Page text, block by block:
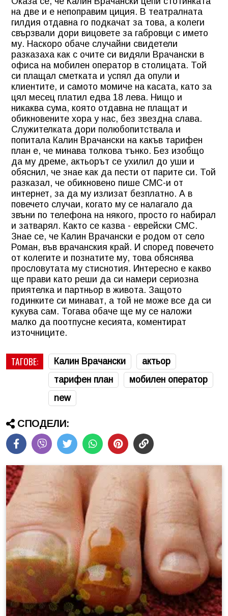
на две и е непоправим циция. В театралната
гилдия отдавна го подкачат за това, а колеги
свързвали дори вицовете за габровци с името
му. Наскоро обаче случайни свидетели
разказаха как с очите си видяли Врачански в
офиса на мобилен оператор в столицата. Той
си плащал сметката и успял да опули и
клиентите, и самото момиче на касата, като за
цял месец платил едва 18 лева. Нищо и
никаква сума, която отдавна не плащат и
обикновените хора у нас, без звездна слава.
Служителката дори полюбопитствала и
попитала Калин Врачански на какъв тарифен
план е, че минава толкова тънко. Без изобщо
да му дреме, актьорът се ухилил до уши и
обяснил, че знае как да пести от парите си. Той
разказал, че обикновено пише СМС-и от
интернет, за да му излизат безплатно. А в
повечето случаи, когато му се налагало да
звъни по телефона на някого, просто го набирал
и затварял. Както се казва - еврейски СМС.
Знае се, че Калин Врачански е родом от село
Роман, във врачанския край. И според повечето
от колегите и познатите му, това обяснява
прословутата му стиснотия. Интересно е какво
ще прави като реши да си намери сериозна
приятелка и партньор в живота. Защото
годинките си минават, а той не може все да си
кукува сам. Тогава обаче ще му се наложи
малко да поотпусне кесията, коментират
източниците.
ТАГОВЕ: Калин Врачански
актьор
тарифен план
мобилен оператор
new
СПОДЕЛИ: